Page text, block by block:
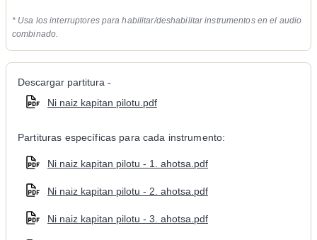
* Usa los interruptores para habilitar/deshabilitar instrumentos en el audio
combinado.
Descargar partitura -
Ni naiz kapitan pilotu.pdf
Partituras específicas para cada instrumento:
Ni naiz kapitan pilotu - 1. ahotsa.pdf
Ni naiz kapitan pilotu - 2. ahotsa.pdf
Ni naiz kapitan pilotu - 3. ahotsa.pdf